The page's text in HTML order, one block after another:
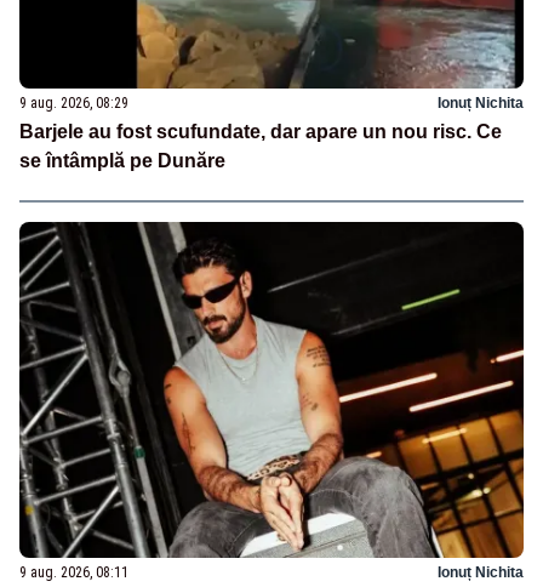
9 aug. 2026, 08:29 Ionuț Nichita
Barjele au fost scufundate, dar apare un nou risc. Ce
se întâmplă pe Dunăre
9 aug. 2026, 08:11 Ionuț Nichita